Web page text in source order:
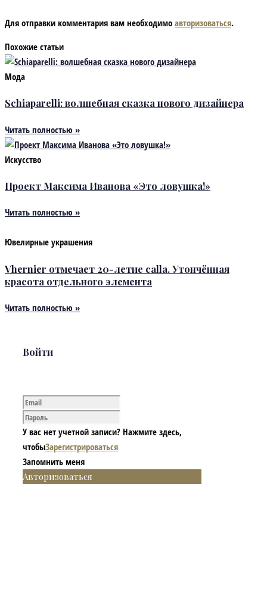
Для отправки комментария вам необходимо авторизоваться.
Похожие статьи
Мода
Schiaparelli: волшебная сказка нового дизайнера
Читать полностью »
Искусство
Проект Максима Иванова «Это ловушка!»
Читать полностью »
Ювелирные украшения
Vhernier отмечает 20-летие calla. Утончённая
красота отдельного элемента
Читать полностью »
Войти
У вас нет учетной записи? Нажмите здесь,
чтобыЗарегистрироваться
Запомнить меня
Авторизоваться